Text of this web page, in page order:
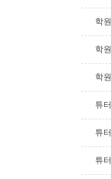
학원
학원
학원
튜터
튜터
튜터